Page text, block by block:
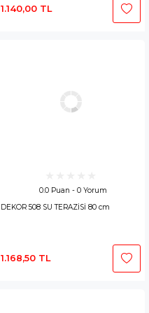
1.140,00 TL
0.0 Puan - 0 Yorum
DEKOR 508 SU TERAZİSİ 80 cm
1.168,50 TL